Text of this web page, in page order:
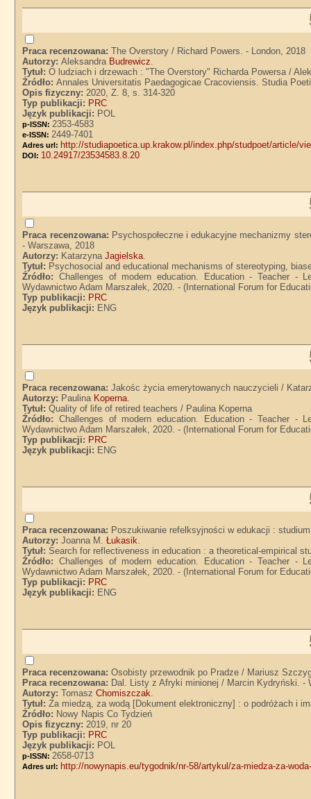
Praca recenzowana:The Overstory / Richard Powers. - London, 2018
Autorzy:Aleksandra Budrewicz.
Tytuł:O ludziach i drzewach : "The Overstory" Richarda Powersa /
Źródło:Annales Universitatis Paedagogicae Cracoviensis. Studia
Opis fizyczny:2020, Z. 8, s. 314-320
Typ publikacji: PRC
Język publikacji: POL
p-ISSN: 2353-4583
e-ISSN: 2449-7401
Adres url: http://studiapoetica.up.krakow.pl/index.php/studpoet/article/
DOI: 10.24917/23534583.8.20
Praca recenzowana: Psychospołeczne i edukacyjne mechanizmy
- Warszawa, 2018
Autorzy: KatarzynaJagielska.
Tytuł: Psychosocial and educational mechanisms of stereotyping,
Źródło: Challenges of modern education. Education - Teacher -
Wydawnictwo Adam Marszałek, 2020. - (International Forum for
Typ publikacji: PRC
Język publikacji: ENG
Praca recenzowana:Jakośc życia emerytowanych nauczycieli /
Autorzy: Paulina Koperna.
Tytuł:Quality of life of retired teachers / Paulina Koperna
Źródło: Challenges of modern education. Education - Teacher -
Wydawnictwo Adam Marszałek, 2020. - (International Forum for
Typ publikacji: PRC
Język publikacji: ENG
Praca recenzowana: Poszukiwanie refelksyjności w edukacji :
Autorzy:Joanna M.Łukasik.
Tytuł:Search for reflectiveness in education : a theoretical-empirical
Źródło: Challenges of modern education. Education - Teacher -
Wydawnictwo Adam Marszałek, 2020. - (International Forum for
Typ publikacji: PRC
Język publikacji: ENG
Praca recenzowana:Osobisty przewodnik po Pradze / Mariusz
Praca recenzowana: Dal. Listy z Afryki minionej / Marcin Kydryński. -
Autorzy:TomaszChomiszczak.
Tytuł:Za miedzą, za wodą [Dokument elektroniczny] : o podróżach i
Źródło: Nowy Napis Co Tydzień
Opis fizyczny:2019, nr 20
Typ publikacji: PRC
Język publikacji: POL
p-ISSN: 2658-0713
Adres url: http://nowynapis.eu/tygodnik/nr-58/artykul/za-miedza-za-